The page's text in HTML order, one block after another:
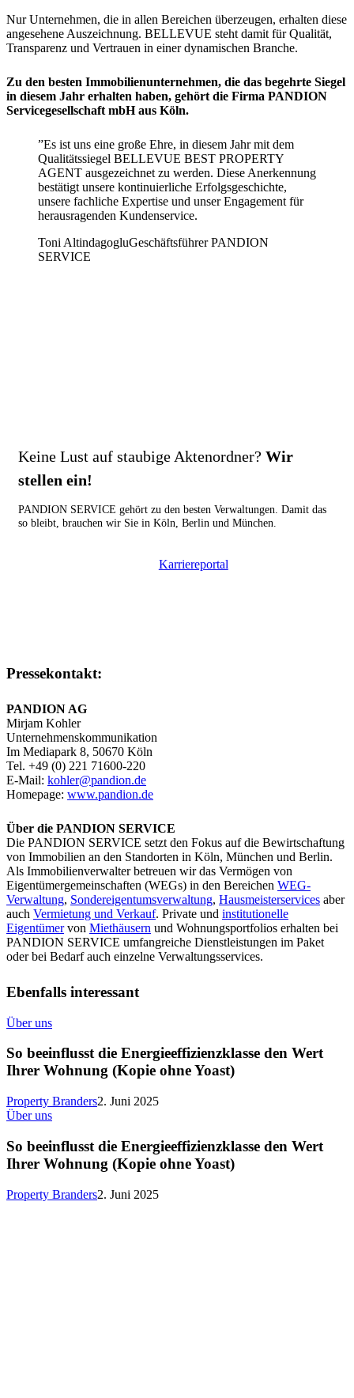
Nur Unternehmen, die in allen Bereichen überzeugen, erhalten diese
angesehene Auszeichnung. BELLEVUE steht damit für Qualität,
Transparenz und Vertrauen in einer dynamischen Branche.
Zu den besten Immobilienunternehmen, die das begehrte Siegel
in diesem Jahr erhalten haben, gehört die Firma PANDION
Servicegesellschaft mbH aus Köln.
”Es ist uns eine große Ehre, in diesem Jahr mit dem
Qualitätssiegel BELLEVUE BEST PROPERTY
AGENT ausgezeichnet zu werden. Diese Anerkennung
bestätigt unsere kontinuierliche Erfolgsgeschichte,
unsere fachliche Expertise und unser Engagement für
herausragenden Kundenservice.
Toni AltindagogluGeschäftsführer PANDION
SERVICE
Keine Lust auf staubige Aktenordner? Wir
stellen ein!
PANDION SERVICE gehört zu den besten Verwaltungen. Damit das
so bleibt, brauchen wir Sie in Köln, Berlin und München.
Karriereportal
Pressekontakt:
PANDION AG
Mirjam Kohler
Unternehmenskommunikation
Im Mediapark 8, 50670 Köln
Tel. +49 (0) 221 71600-220
E-Mail: kohler@pandion.de
Homepage: www.pandion.de
Über die PANDION SERVICE
Die PANDION SERVICE setzt den Fokus auf die Bewirtschaftung
von Immobilien an den Standorten in Köln, München und Berlin.
Als Immobilienverwalter betreuen wir das Vermögen von
Eigentümergemeinschaften (WEGs) in den Bereichen WEG-
Verwaltung, Sondereigentumsverwaltung, Hausmeisterservices aber
auch Vermietung und Verkauf. Private und institutionelle
Eigentümervon Miethäusern und Wohnungsportfolios erhalten bei
PANDION SERVICE umfangreiche Dienstleistungen im Paket
oder bei Bedarf auch einzelne Verwaltungsservices.
Ebenfalls interessant
Über unsSo
die
Energieeffizienzklasse
den
Ihrer
Wohnung
ohne
Yoast)
So beeinflusst die Energieeffizienzklasse den Wert
Ihrer Wohnung (Kopie ohne Yoast)
Property Branders2. Juni 2025
Über unsSo
die
Energieeffizienzklasse
den
Ihrer
So beeinflusst die Energieeffizienzklasse den Wert
Ihrer Wohnung (Kopie ohne Yoast)
Property Branders2. Juni 2025